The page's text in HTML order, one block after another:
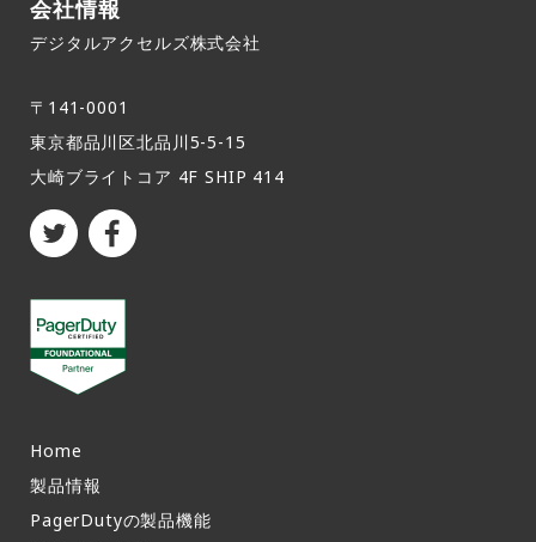
会社情報
デジタルアクセルズ株式会社
〒141-0001
東京都品川区北品川5-5-15​
大崎ブライトコア 4F SHIP 414
Home
製品情報​
PagerDutyの製品機能​